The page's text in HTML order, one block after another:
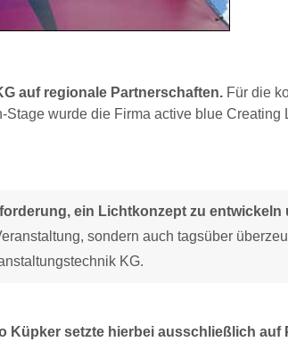
auf regionale Partnerschaften. Für die
wurde die Firma active blue Creating
ein Lichtkonzept zu entwickeln
sondern auch tagsüber
KG.
Küpker setzte hierbei ausschließlich auf